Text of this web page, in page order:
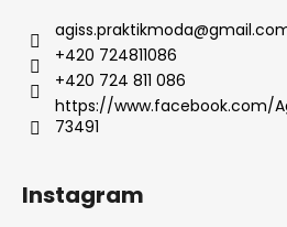
agiss.praktikmoda@
+420 724811086
+420 724 811 086
https://www.facebook.com/
73491
Instagram